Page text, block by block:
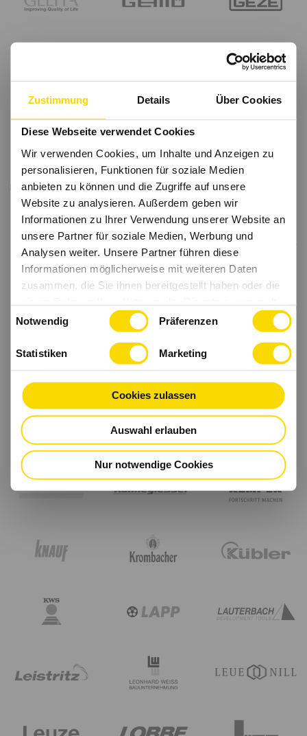
Zustimmung Details Über Cookies
Diese Webseite verwendet Cookies
Wir verwenden Cookies, um Inhalte und Anzeigen zu
personalisieren, Funktionen für soziale Medien
anbieten zu können und die Zugriffe auf unsere
Website zu analysieren. Außerdem geben wir
Informationen zu Ihrer Verwendung unserer Website an
unsere Partner für soziale Medien, Werbung und
Analysen weiter. Unsere Partner führen diese
Informationen möglicherweise mit weiteren Daten
zusammen, die Sie ihnen bereitgestellt haben oder die
haben.
Notwendig Präferenzen
Statistiken Marketing
Cookies zulassen
Auswahl erlauben
Nur notwendige Cookies